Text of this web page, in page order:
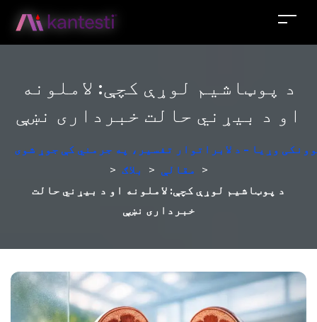
د پوټاشیم لوړې کچې: لاملونه
او د بیړني حالت خبرداری نښې
وړیا - د لابراتوار تفسیر، په جرمني کې جوړ شوی
> بلاګ > مقالې >
د پوټاشیم لوړې کچې: لاملونه او د بیړني حالت
خبرداری نښې